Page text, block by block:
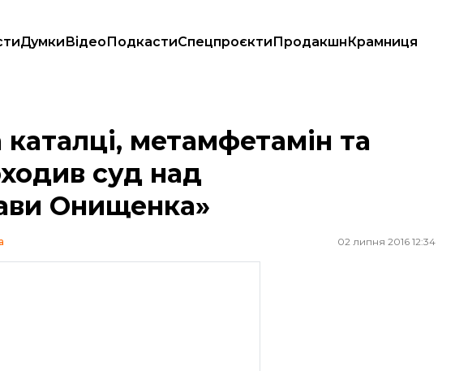
ДумкиВідеоПодкастиСпецпроєктиПродакшнКрамниця
як проходив суд над фігурантом «справи Онищенка»
метамфетамін та
суд над
Онищенка»
02 липня 2016 12:34